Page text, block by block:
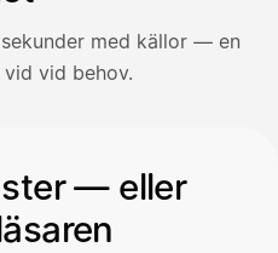
med källor — en
vid behov.
Kuitit-välilehti ja valitse
— eller